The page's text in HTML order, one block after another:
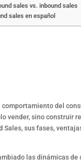
sales vs. inbound sales
sales en español
del
vender, sino construir
sus fases,
las dinámicas